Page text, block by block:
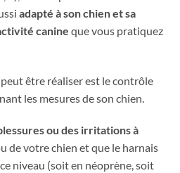
adapté à son chien et sa
canine que vous pratiquez
être réaliser est le contrôle
les mesures de son chien.
ou des irritations à
de votre chien et que le harnais
niveau (soit en néoprène, soit